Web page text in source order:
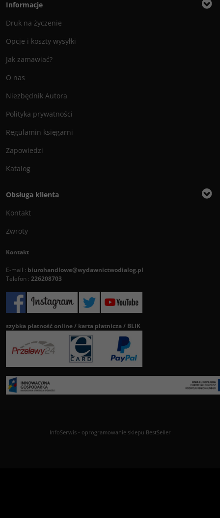
Informacje
Druk na życzenie
Opcje i koszty wysyłki
Jak zamawiać?
O nas
Niezbędnik Autora
Polityka prywatności
Regulamin księgarni
Zapowiedzi
Katalog
Obsługa klienta
Kontakt
Zwroty
Kontakt
E-mail : biurohandlowe@wydawnictwodialog.pl
Telefon : 226208703
szybka płatność online / karta płatnicza / BLIK
InfoSerwis- oprogramowanie sklepu BestSeller